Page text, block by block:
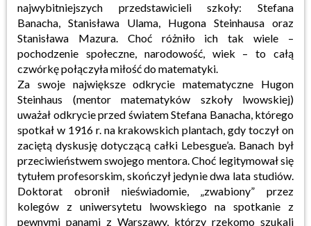
najwybitniejszych przedstawicieli szkoły: Stefana
Banacha, Stanisława Ulama, Hugona Steinhausa oraz
Stanisława Mazura. Choć różniło ich tak wiele –
pochodzenie społeczne, narodowość, wiek – to całą
czwórkę połączyła miłość do matematyki.
Za swoje największe odkrycie matematyczne Hugon
Steinhaus (mentor matematyków szkoły lwowskiej)
uważał odkrycie przed światem Stefana Banacha, którego
spotkał w 1916 r. na krakowskich plantach, gdy toczył on
zaciętą dyskusję dotyczącą całki Lebesgue’a. Banach był
przeciwieństwem swojego mentora. Choć legitymował się
tytułem profesorskim, skończył jedynie dwa lata studiów.
Doktorat obronił nieświadomie, „zwabiony” przez
kolegów z uniwersytetu lwowskiego na spotkanie z
pewnymi panami z Warszawy, którzy rzekomo szukali